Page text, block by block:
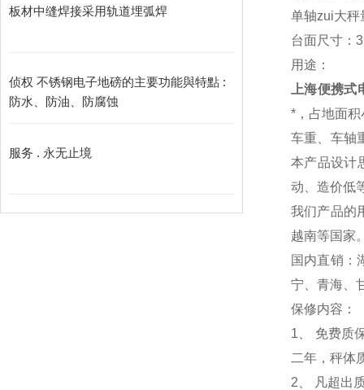
板材中缝焊接采用轨道埋弧焊
侦权 不锈钢电子地磅的主要功能與特點 :
防水、防油、防腐蚀
服务 . 永无止境
单轴zui大
台面尺寸：
用途：
上海便携
*，占地面
车重、车轴
本产品设计
动、造价低
我们产品的
越南等国家
国内直销：
宁、青海、
保修内容：
1 、 免费
二年，秤体
2、 凡超出